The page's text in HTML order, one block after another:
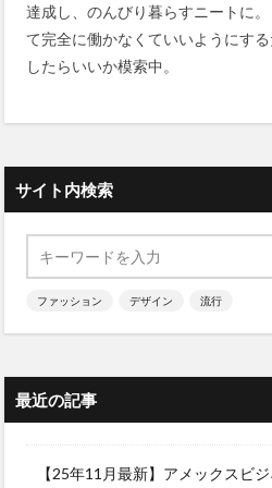
達成し、のんびり暮らすニートに
て完全に働かなくていいようにす
したらいいか模索中。
サイト内検索
ファッション デザイン 流行
最近の記事
【25年11月最新】アメックスビ